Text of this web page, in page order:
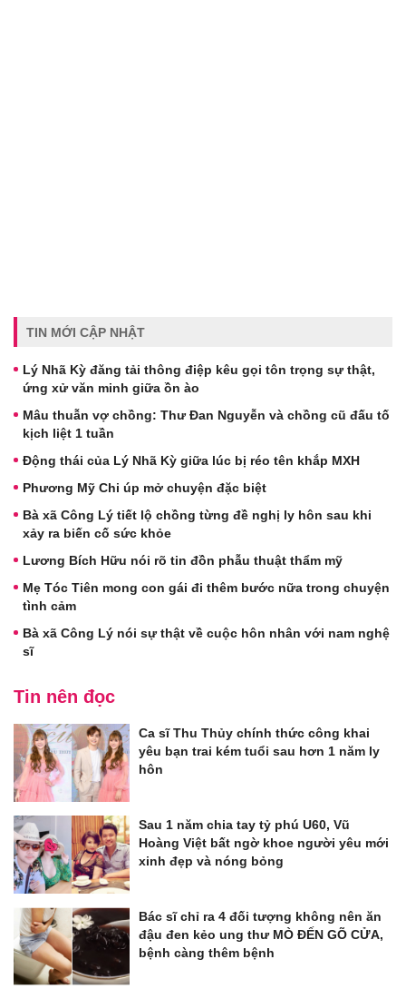
TIN MỚI CẬP NHẬT
Lý Nhã Kỳ đăng tải thông điệp kêu gọi tôn trọng sự thật,
ứng xử văn minh giữa ồn ào
Mâu thuẫn vợ chồng: Thư Đan Nguyễn và chồng cũ đấu tố
kịch liệt 1 tuần
Động thái của Lý Nhã Kỳ giữa lúc bị réo tên khắp MXH
Phương Mỹ Chi úp mở chuyện đặc biệt
Bà xã Công Lý tiết lộ chồng từng đề nghị ly hôn sau khi
xảy ra biến cố sức khỏe
Lương Bích Hữu nói rõ tin đồn phẫu thuật thẩm mỹ
Mẹ Tóc Tiên mong con gái đi thêm bước nữa trong chuyện
tình cảm
Bà xã Công Lý nói sự thật về cuộc hôn nhân với nam nghệ
sĩ
Tin nên đọc
Ca sĩ Thu Thủy chính thức công khai
yêu bạn trai kém tuổi sau hơn 1 năm ly
hôn
Sau 1 năm chia tay tỷ phú U60, Vũ
Hoàng Việt bất ngờ khoe người yêu mới
xinh đẹp và nóng bỏng
Bác sĩ chỉ ra 4 đối tượng không nên ăn
đậu đen kẻo ung thư MÒ ĐẾN GÕ CỬA,
bệnh càng thêm bệnh